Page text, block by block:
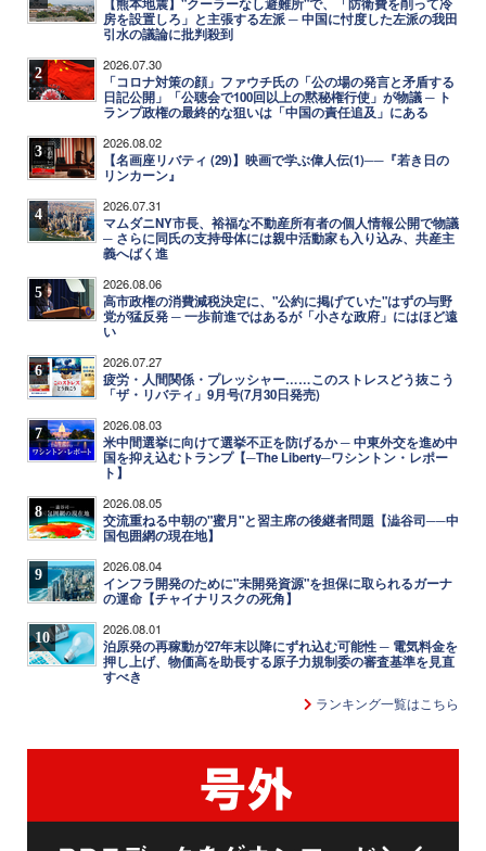
房を設置しろ」と主張する左派 ─ 中国に忖度した左派の我田
引水の議論に批判殺到
2 2026.07.30
「コロナ対策の顔」ファウチ氏の「公の場の発言と矛盾する
日記公開」「公聴会で100回以上の黙秘権行使」が物議 ─ ト
ランプ政権の最終的な狙いは「中国の責任追及」にある
3 2026.08.02
【名画座リバティ (29)】映画で学ぶ偉人伝(1)──『若き日の
リンカーン』
4 2026.07.31
マムダニNY市長、裕福な不動産所有者の個人情報公開で物議
─ さらに同氏の支持母体には親中活動家も入り込み、共産主
義へばく進
5 2026.08.06
高市政権の消費減税決定に、"公約に掲げていた"はずの与野
党が猛反発 ─ 一歩前進ではあるが「小さな政府」にはほど遠
い
6 2026.07.27
疲労・人間関係・プレッシャー……このストレスどう抜こう
「ザ・リバティ」9月号(7月30日発売)
7 2026.08.03
米中間選挙に向けて選挙不正を防げるか ─ 中東外交を進め中
国を抑え込むトランプ【─The Liberty─ワシントン・レポー
ト】
8 2026.08.05
交流重ねる中朝の"蜜月"と習主席の後継者問題【澁谷司──中
国包囲網の現在地】
9 2026.08.04
インフラ開発のために"未開発資源"を担保に取られるガーナ
の運命【チャイナリスクの死角】
10 2026.08.01
泊原発の再稼動が27年末以降にずれ込む可能性 ─ 電気料金を
押し上げ、物価高を助長する原子力規制委の審査基準を見直
すべき
ランキング一覧はこちら